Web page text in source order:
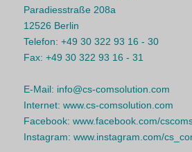
Paradiesstraße 208a
12526 Berlin
Telefon: +49 30 322 93 16 - 30
Fax: +49 30 322 93 16 - 31
E-Mail: info@cs-comsolution.com
Internet: www.cs-comsolution.com
Facebook: www.facebook.com/
Instagram: www.instagram.com/